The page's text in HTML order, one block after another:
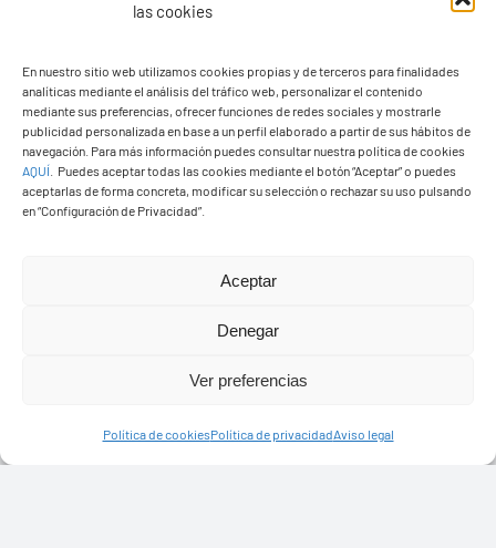
las cookies
En nuestro sitio web utilizamos cookies propias y de terceros para finalidades
analíticas mediante el análisis del tráfico web, personalizar el contenido
mediante sus preferencias, ofrecer funciones de redes sociales y mostrarle
publicidad personalizada en base a un perfil elaborado a partir de sus hábitos de
navegación. Para más información puedes consultar nuestra política de cookies
AQUÍ
Puedes aceptar todas las cookies mediante el botón “Aceptar” o puedes
aceptarlas de forma concreta, modificar su selección o rechazar su uso pulsando
en “Configuración de Privacidad”.
Aceptar
Denegar
Ver preferencias
Política de cookiesPolítica de privacidadAviso legal
Ayuntamiento de Yaiza
Pza. de Los Remedios, 1
35570 – Yaiza
Tel:928 83 62 20
derechos reservads
Diseño web Solucionet.com&Cibernatural